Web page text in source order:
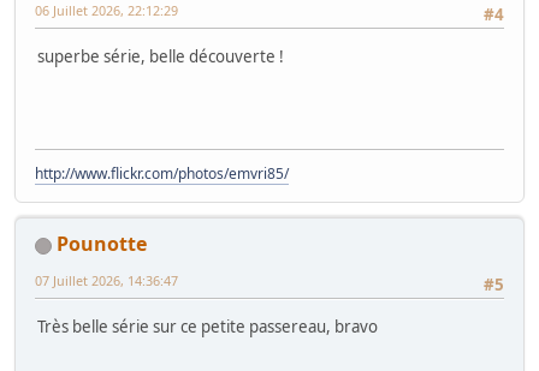
#4
06 Juillet 2026, 22:12:29
superbe série, belle découverte !
http://www.flickr.com/photos/emvri85/
Pounotte
#5
07 Juillet 2026, 14:36:47
Très belle série sur ce petite passereau, bravo